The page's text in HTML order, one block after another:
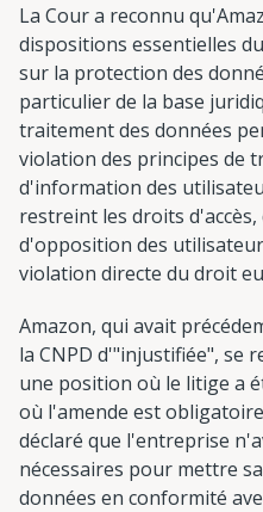
La Cour a reconnu
dispositions essentielles
sur la protection des
particulier de la base
traitement des données
violation des principes de
d'information des
restreint les droits
d'opposition des
violation directe du droit
Amazon, qui avait
la CNPD d'"injustifiée", se
une position où le litige a
où l'amende est
déclaré que l'entreprise
nécessaires pour mettre
données en conformité